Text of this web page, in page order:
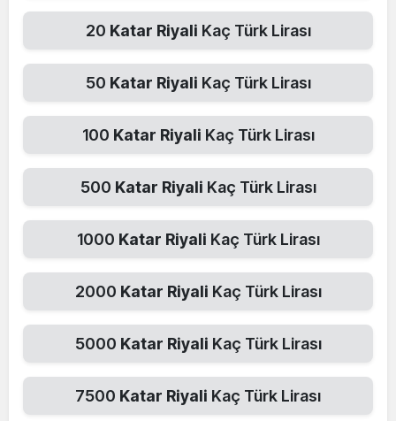
20 Katar Riyali Kaç Türk Lirası
50 Katar Riyali Kaç Türk Lirası
100 Katar Riyali Kaç Türk Lirası
500 Katar Riyali Kaç Türk Lirası
1000 Katar Riyali Kaç Türk Lirası
2000 Katar Riyali Kaç Türk Lirası
5000 Katar Riyali Kaç Türk Lirası
7500 Katar Riyali Kaç Türk Lirası